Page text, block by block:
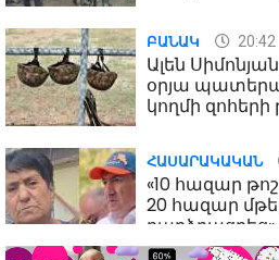
ԲԱՆԱԿ 20:42
Ալեն
օրյա
կողմի զոհերի
ՀԱՍԱՐԱԿԱԿԱՆ
«10 հազար
20 հազար
(տեսանյութ)